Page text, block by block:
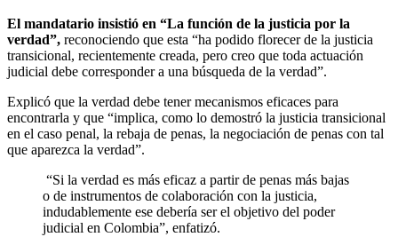
El mandatario insistió en “La función de la justicia por la
verdad”, reconociendo que esta “ha podido florecer de la justicia
transicional, recientemente creada, pero creo que toda actuación
judicial debe corresponder a una búsqueda de la verdad”.
Explicó que la verdad debe tener mecanismos eficaces para
encontrarla y que “implica, como lo demostró la justicia transicional
en el caso penal, la rebaja de penas, la negociación de penas con tal
que aparezca la verdad”.
“Si la verdad es más eficaz a partir de penas más bajas
o de instrumentos de colaboración con la justicia,
indudablemente ese debería ser el objetivo del poder
judicial en Colombia”, enfatizó.